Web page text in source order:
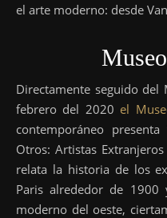
el arte moderno: desde
Directamente seguido del
febrero del 2020 el
contemporáneo
Otros: Artistas
relata la historia de los
Paris alrededor de
moderno del oeste,